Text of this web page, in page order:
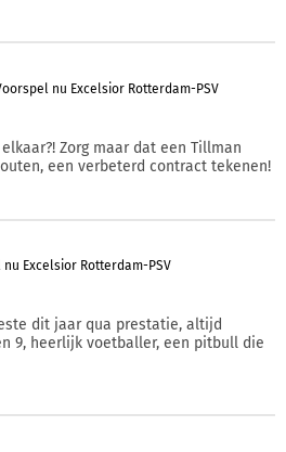
nu Excelsior Rotterdam-PSV
Zorg maar dat een Tillman
een verbeterd contract tekenen!
Excelsior Rotterdam-PSV
dit jaar qua prestatie, altijd
9, heerlijk voetballer, een pitbull die